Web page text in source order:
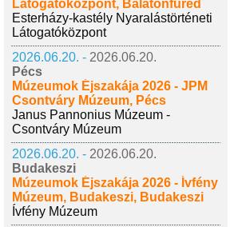
Látogatóközpont, Balatonfüred
Esterházy-kastély Nyaralástörténeti
Látogatóközpont
2026.06.20. - 2026.06.20.
Pécs
Múzeumok Éjszakája 2026 - JPM
Csontváry Múzeum, Pécs
Janus Pannonius Múzeum -
Csontváry Múzeum
2026.06.20. - 2026.06.20.
Budakeszi
Múzeumok Éjszakája 2026 - Ívfény
Múzeum, Budakeszi, Budakeszi
Ívfény Múzeum